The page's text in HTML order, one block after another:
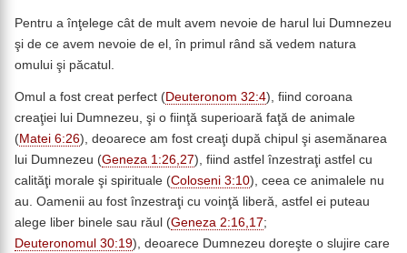
Pentru a înţelege cât de mult avem nevoie de harul lui Dumnezeu
şi de ce avem nevoie de el, în primul rând să vedem natura
omului şi păcatul.
Omul a fost creat perfect (Deuteronom 32:4), fiind coroana
creaţiei lui Dumnezeu, şi o fiinţă superioară faţă de animale
(Matei 6:26), deoarece am fost creaţi după chipul şi asemănarea
lui Dumnezeu (Geneza 1:26,27), fiind astfel înzestraţi astfel cu
calităţi morale şi spirituale (Coloseni 3:10), ceea ce animalele nu
au. Oamenii au fost înzestraţi cu voinţă liberă, astfel ei puteau
alege liber binele sau răul (Geneza 2:16,17;
Deuteronomul 30:19), deoarece Dumnezeu doreşte o slujire care